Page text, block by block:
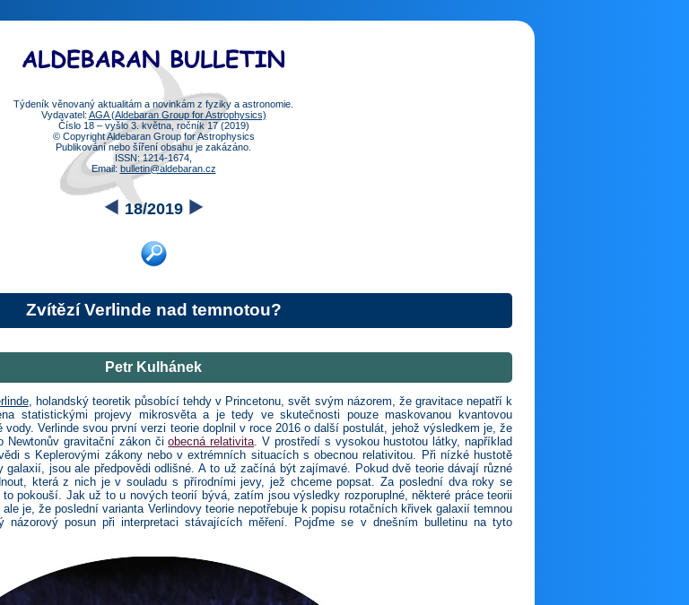
Týdeník věnovaný aktualitám a novinkám z fyziky a astronomie.
Vydavatel: AGA (Aldebaran Group for Astrophysics)
Číslo 18 – vyšlo 3. května, ročník 17 (2019)
© Copyright Aldebaran Group for Astrophysics
Publikování nebo šíření obsahu je zakázáno.
ISSN: 1214-1674,
Email: bulletin@aldebaran.cz
18/2019
Zvítězí Verlinde nad temnotou?
Petr Kulhánek
, holandský teoretik působící tehdy v Princetonu, svět svým názorem, že gravitace nepatří k
statistickými projevy mikrosvěta a je tedy ve skutečnosti pouze maskovanou kvantovou
Verlinde svou první verzi teorie doplnil v roce 2016 o další postulát, jehož výsledkem je, že
Newtonův gravitační zákon čiobecná relativita . V prostředí s vysokou hustotou látky, například
s Keplerovými zákony nebo v extrémních situacích s obecnou relativitou. Při nízké hustotě
galaxií, jsou ale předpovědi odlišné. A to už začíná být zajímavé. Pokud dvě teorie dávají různé
která z nich je v souladu s přírodními jevy, jež chceme popsat. Za poslední dva roky se
pokouší. Jak už to u nových teorií bývá, zatím jsou výsledky rozporuplné, některé práce teorii
je, že poslední varianta Verlindovy teorie nepotřebuje k popisu rotačních křivek galaxií temnou
názorový posun při interpretaci stávajících měření. Pojďme se v dnešním bulletinu na tyto